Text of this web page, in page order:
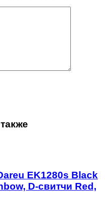
EK1280s Black
D-свитчи Red,